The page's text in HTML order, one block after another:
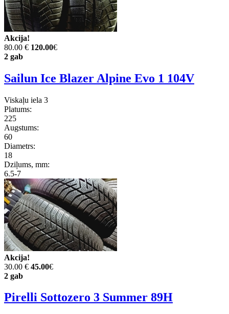
Akcija!
80.00 € 120.00€
2 gab
Sailun Ice Blazer Alpine Evo 1 104V
Viskaļu iela 3
Platums:
225
Augstums:
60
Diametrs:
18
Dziļums, mm:
6.5-7
Akcija!
30.00 € 45.00€
2 gab
Pirelli Sottozero 3 Summer 89H